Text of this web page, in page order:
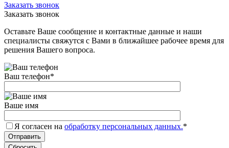
Заказать звонок
Заказать звонок
Оставьте Ваше сообщение и контактные данные и наши
специалисты свяжутся с Вами в ближайшее рабочее время для
решения Вашего вопроса.
Ваш телефон*
Ваше имя
Я согласен на обработку персональных данных.*